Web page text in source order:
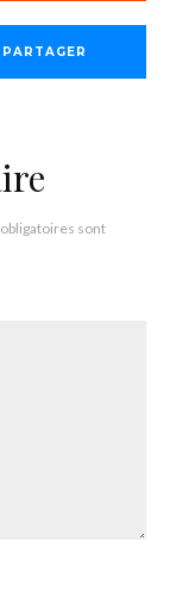
PARTAGER
sont